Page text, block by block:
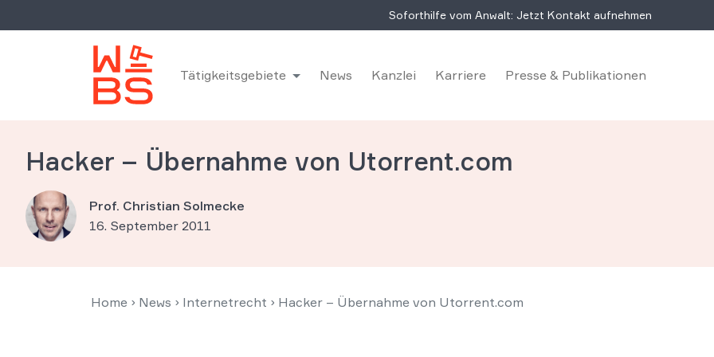
Soforthilfe vom Anwalt: Jetzt Kontakt aufnehmen
Tätigkeitsgebiete News Kanzlei Karriere Presse & Publikationen
Hacker – Übernahme von Utorrent.com
Prof. Christian Solmecke
16. September 2011
Home › News › Internetrecht › Hacker – Übernahme von Utorrent.com